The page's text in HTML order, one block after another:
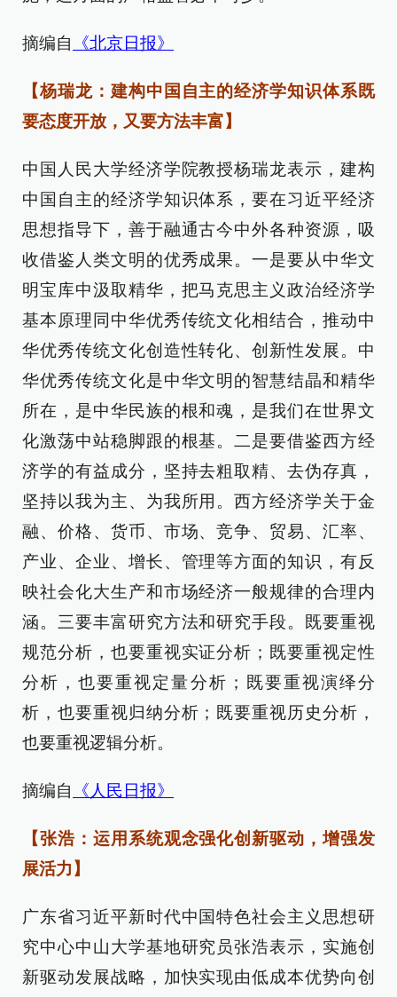
摘编自 《北京日报》
【杨瑞龙：建构中国自主的经济学知识体系既
要态度开放，又要方法丰富】
中国人民大学经济学院教授杨瑞龙表示，建构
中国自主的经济学知识体系，要在习近平经济
思想指导下，善于融通古今中外各种资源，吸
收借鉴人类文明的优秀成果。一是要从中华文
明宝库中汲取精华，把马克思主义政治经济学
基本原理同中华优秀传统文化相结合，推动中
华优秀传统文化创造性转化、创新性发展。中
华优秀传统文化是中华文明的智慧结晶和精华
所在，是中华民族的根和魂，是我们在世界文
化激荡中站稳脚跟的根基。二是要借鉴西方经
济学的有益成分，坚持去粗取精、去伪存真，
坚持以我为主、为我所用。西方经济学关于金
融、价格、货币、市场、竞争、贸易、汇率、
产业、企业、增长、管理等方面的知识，有反
映社会化大生产和市场经济一般规律的合理内
涵。三要丰富研究方法和研究手段。既要重视
规范分析，也要重视实证分析；既要重视定性
分析，也要重视定量分析；既要重视演绎分
析，也要重视归纳分析；既要重视历史分析，
也要重视逻辑分析。
摘编自 《人民日报》
【张浩：运用系统观念强化创新驱动，增强发
展活力】
广东省习近平新时代中国特色社会主义思想研
究中心中山大学基地研究员张浩表示，实施创
新驱动发展战略，加快实现由低成本优势向创